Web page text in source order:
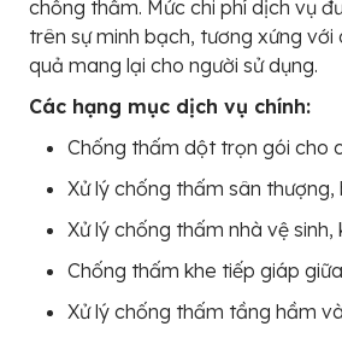
chống thấm. Mức chi phí dịch vụ
trên sự minh bạch, tương xứng với
quả mang lại cho người sử dụng.
Các hạng mục dịch vụ chính:
Chống thấm dột trọn gói cho
Xử lý chống thấm sân thượng,
Xử lý chống thấm nhà vệ
Chống thấm khe tiếp giáp
Xử lý chống thấm tầng hầm